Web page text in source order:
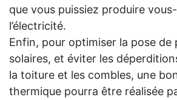
que vous puissiez produire
l’électricité.
Enfin, pour optimiser la pose de
solaires, et éviter les
la toiture et les combles, une
thermique pourra être réalisée